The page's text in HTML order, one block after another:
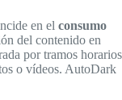
en el consumo
del contenido en
por tramos horarios
o vídeos. AutoDark